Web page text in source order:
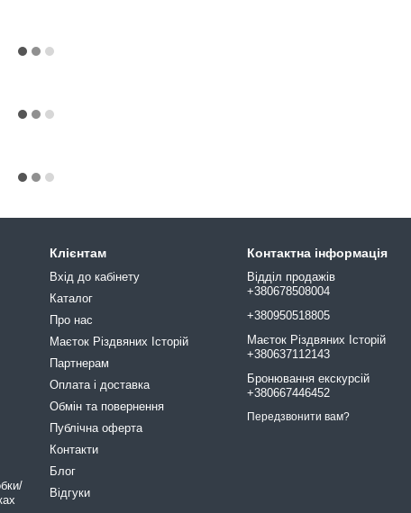
Клієнтам
Вхід до кабінету
Каталог
Про нас
Маєток Різдвяних Історій
Партнерам
Оплата і доставка
Обмін та повернення
Публічна оферта
Контакти
Блог
Відгуки
Контактна інформація
Відділ продажів
+380678508004
+380950518805
Маєток Різдвяних Історій
+380637112143
Бронювання екскурсій
+380667446452
Передзвонити вам?